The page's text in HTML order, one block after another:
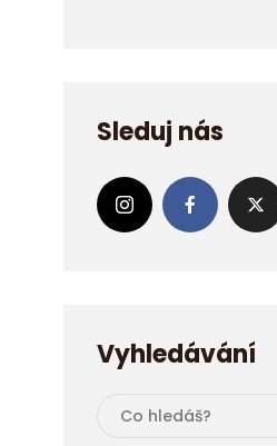
Sleduj nás
Vyhledávání